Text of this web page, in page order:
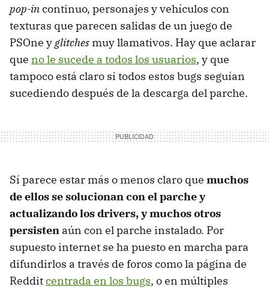
pop-incontinuo, personajes y vehículos con
texturas que parecen salidas de un juego de
PSOne yglitches muy llamativos. Hay que aclarar
que no le sucede a todos los usuarios, y que
tampoco está claro si todos estos bugs seguían
sucediendo después de la descarga del parche.
Sí parece estar más o menos claro que muchos
de ellos se solucionan con el parche y
actualizando los drivers, y muchos otros
persisten aún con el parche instalado. Por
supuesto internet se ha puesto en marcha para
difundirlos a través de foros como la página de
Redditcentrada en los bugs, o en múltiples